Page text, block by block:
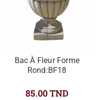
Bac À Fleur Forme
Rond:BF18
85.00TND